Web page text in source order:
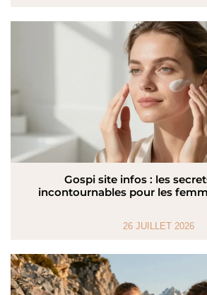
Gospi site infos : les
incontournables pour les
26 JUILLET 2026